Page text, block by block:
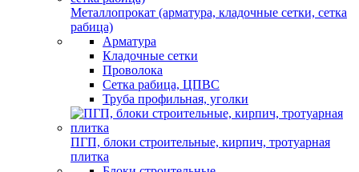
Металлопрокат (арматура, кладочные сетки, сетка
рабица)
Арматура
Кладочные сетки
Проволока
Сетка рабица, ЦПВС
Труба профильная, уголки
ПГП, блоки строительные, кирпич, тротуарная
плитка